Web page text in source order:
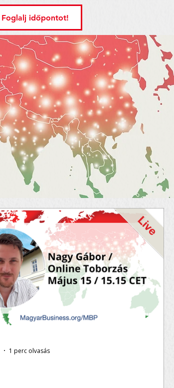
Foglalj időpontot!
1 perc olvasás